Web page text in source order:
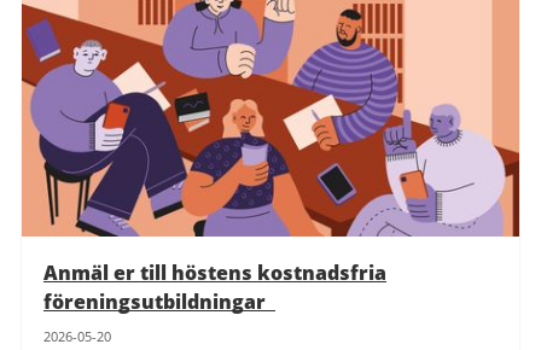
Anmäl er till höstens kostnadsfria
2026-05-20